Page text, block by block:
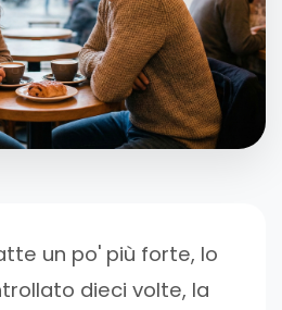
un po' più forte, lo
dieci volte, la